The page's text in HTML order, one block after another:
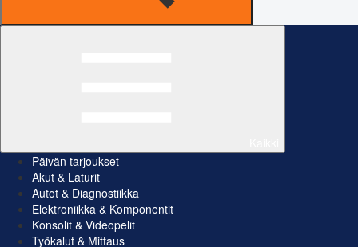
Päivän tarjoukset
Akut & Laturit
Autot & Diagnostiikka
Elektroniikka & Komponentit
Konsolit & Videopelit
Työkalut & Mittaus